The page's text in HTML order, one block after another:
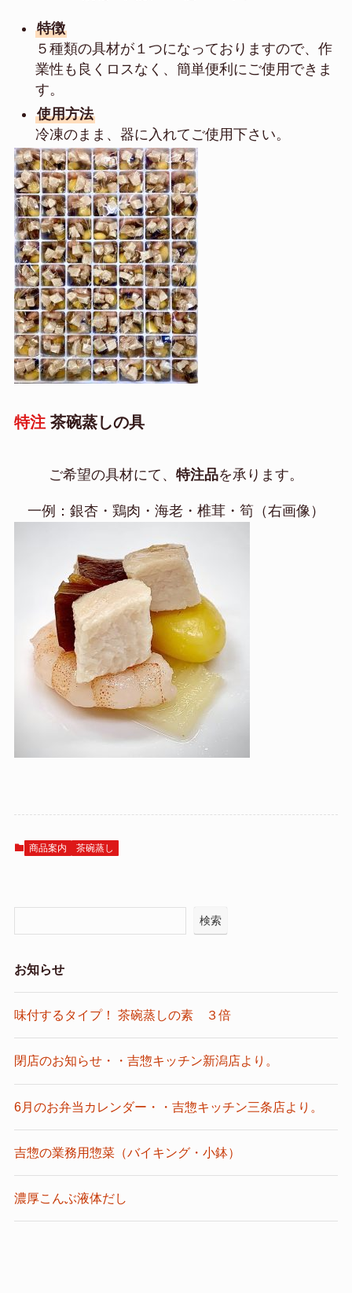
特徴
５種類の具材が１つになっておりますので、作
業性も良くロスなく、簡単便利にご使用できま
す。
使用方法
冷凍のまま、器に入れてご使用下さい。
特注茶碗蒸しの具
ご希望の具材にて、 特注品を承ります。
一例：銀杏・鶏肉・海老・椎茸・筍（右画像）
商品案内 茶碗蒸し
検索
お知らせ
味付するタイプ！ 茶碗蒸しの素 ３倍
閉店のお知らせ・・吉惣キッチン新潟店より。
6月のお弁当カレンダー・・吉惣キッチン三条店より。
吉惣の業務用惣菜（バイキング・小鉢）
濃厚こんぶ液体だし